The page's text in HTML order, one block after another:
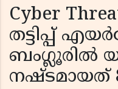
Cyber
തട്ടിപ്പ്
ബംഗ്ലൂരില്‍
നഷ്ടമായത്